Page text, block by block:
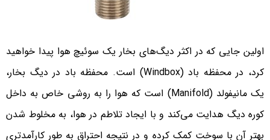
اولین جایی که در اکثر دیگ‌های بخار یک سوئیچ هوا پیدا خواهید
کرد، در محفظه باد (Windbox) است. محفظه باد در دیگ بخار،
یک مانیفولد (Manifold) است که هوا را به روشی خاص به داخل
کوره دیگ هدایت می‌کند و با ایجاد تلاطم در هوا، به مخلوط شدن
بهتر آن با سوخت کمک کرده و در نتیجه احتراق به طور کارآمدتری